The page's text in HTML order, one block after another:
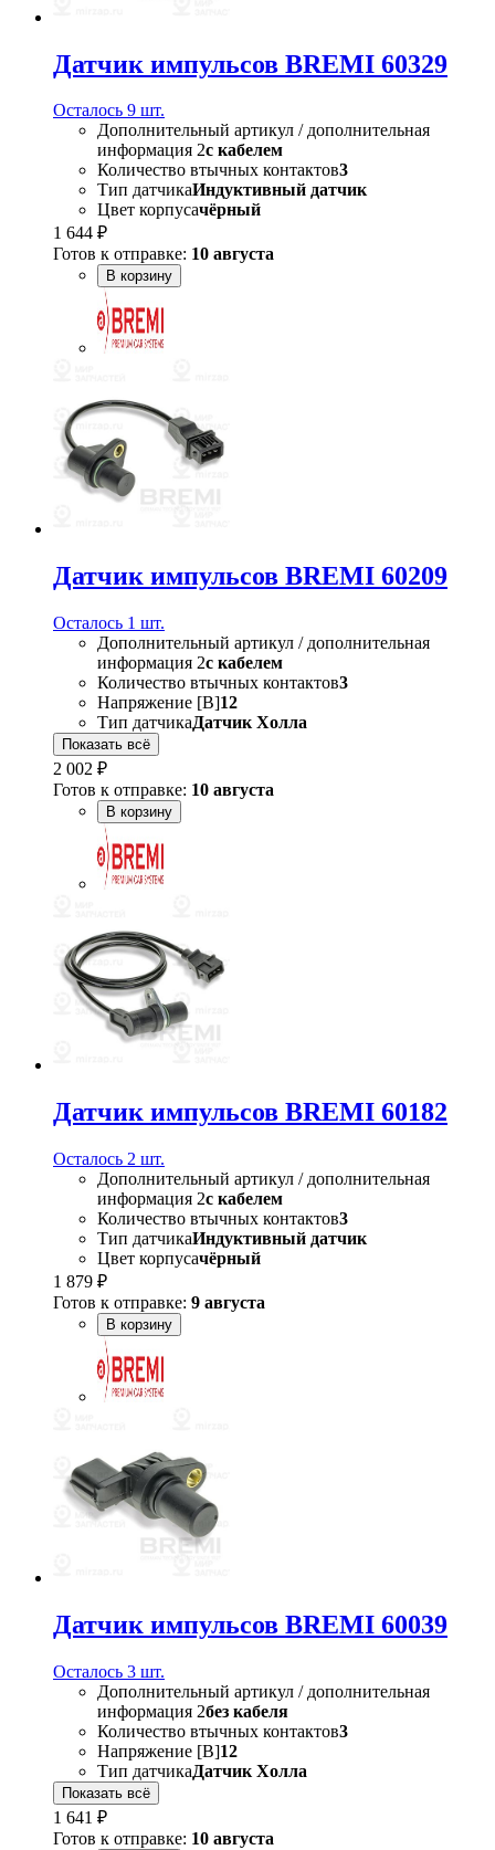
Датчик импульсов BREMI 60329
Осталось 9 шт.
Дополнительный артикул / дополнительная
информация 2с кабелем
Количество втычных контактов3
Тип датчикаИндуктивный датчик
Цвет корпусачёрный
1 644 ₽
Готов к отправке: 10 августа
В корзину
Датчик импульсов BREMI 60209
Осталось 1 шт.
Дополнительный артикул / дополнительная
информация 2с кабелем
Количество втычных контактов3
Напряжение [В]12
Тип датчикаДатчик Холла
Показать всё
2 002 ₽
Готов к отправке: 10 августа
В корзину
Датчик импульсов BREMI 60182
Осталось 2 шт.
Дополнительный артикул / дополнительная
информация 2с кабелем
Количество втычных контактов3
Тип датчикаИндуктивный датчик
Цвет корпусачёрный
1 879 ₽
Готов к отправке: 9 августа
В корзину
Датчик импульсов BREMI 60039
Осталось 3 шт.
Дополнительный артикул / дополнительная
информация 2без кабеля
Количество втычных контактов3
Напряжение [В]12
Тип датчикаДатчик Холла
Показать всё
1 641 ₽
Готов к отправке: 10 августа